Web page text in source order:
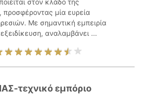
στον κλάδο της
προσφέροντας μία ευρεία
Με σημαντική εμπειρία
αναλαμβάνει ...
τεχνικό εμπόριο